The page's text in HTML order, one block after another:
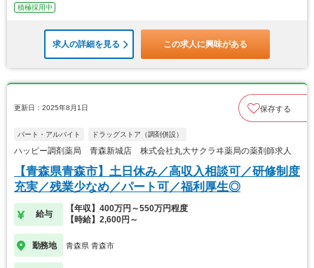
積極採用中
求人の詳細を見る この求人に興味がある
更新日：2025年8月1日 保存する
パート・アルバイト ドラッグストア（調剤併設）
ハッピー調剤薬局 青森新城店 株式会社丸大サクラヰ薬局の薬剤師求人
【青森県青森市】土日休み／高収入相談可／研修制度
充実／残業少なめ／パート可／福利厚生◎
給与
【年収】400万円～550万円程度
【時給】2,600円～
勤務地 青森県 青森市